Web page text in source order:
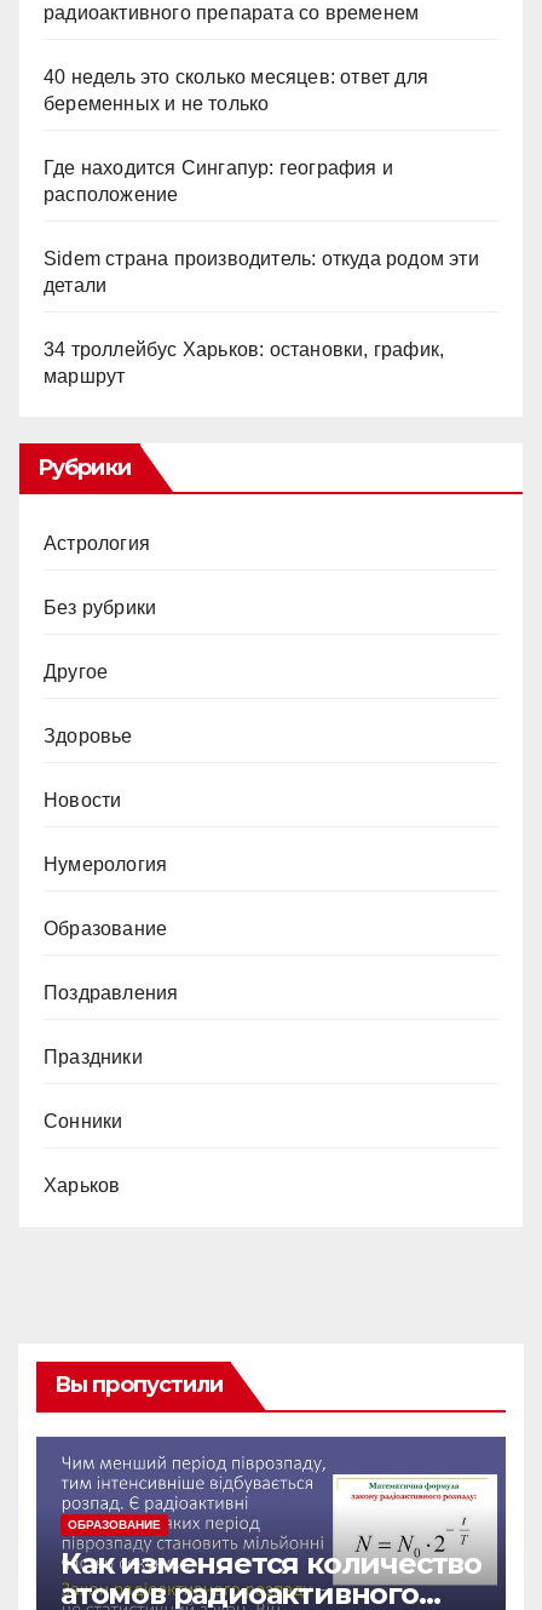
радиоактивного препарата со временем
40 недель это сколько месяцев: ответ для
беременных и не только
Где находится Сингапур: география и
расположение
Sidem страна производитель: откуда родом эти
детали
34 троллейбус Харьков: остановки, график,
маршрут
Рубрики
Астрология
Без рубрики
Другое
Здоровье
Новости
Нумерология
Образование
Поздравления
Праздники
Сонники
Харьков
Вы пропустили
ОБРАЗОВАНИЕ
Как изменяется количество
атомов радиоактивного